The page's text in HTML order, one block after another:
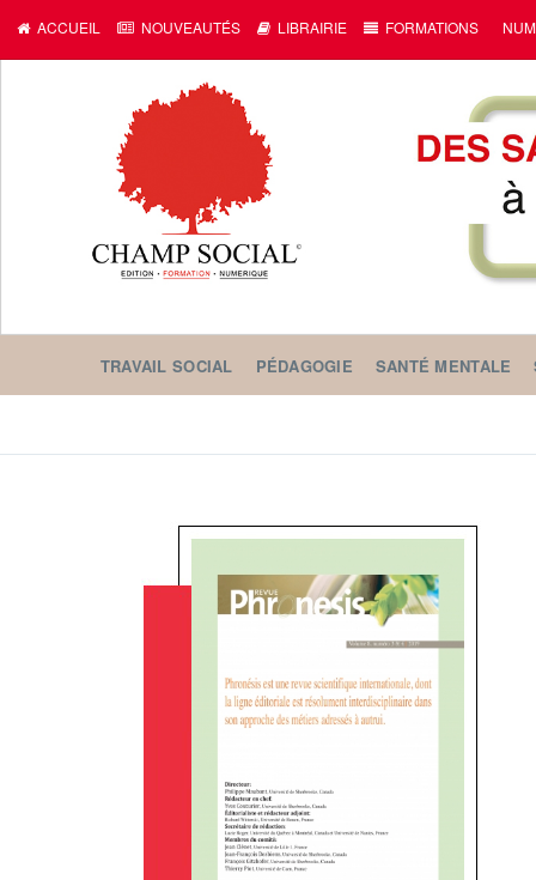
ACCUEIL NOUVEAUTÉS LIBRAIRIE FORMATIONS
TRAVAIL SOCIAL PÉDAGOGIE SANTÉ MENTALE